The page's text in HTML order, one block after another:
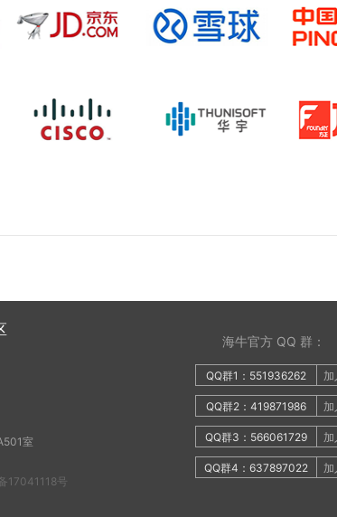
室
17041118号
海牛官方 QQ 群：
QQ群1：551936262 加
QQ群2：419871986 加
QQ群3：566061729 加
QQ群4：637897022 加